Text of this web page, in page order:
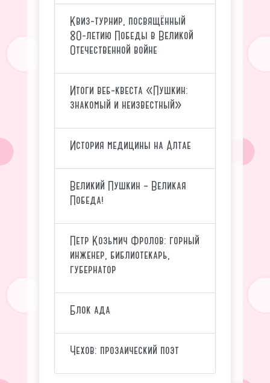
Квиз-турнир, посвящённый
80-летию Победы в Великой
Отечественной войне
Итоги веб-квеста «Пушкин:
знакомый и неизвестный»
История медицины на Алтае
Великий Пушкин – Великая
Победа!
Петр Козьмич Фролов: горный
инженер, библиотекарь,
губернатор
Блок ада
Чехов: прозаический поэт